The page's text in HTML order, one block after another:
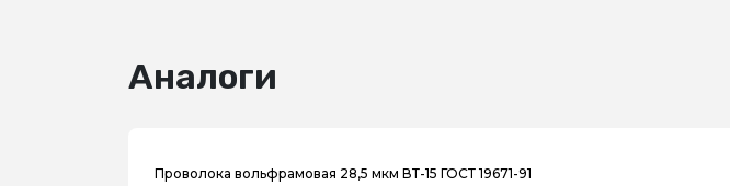
Аналоги
Проволока вольфрамовая 28,5 мкм ВТ-15 ГОСТ 19671-91